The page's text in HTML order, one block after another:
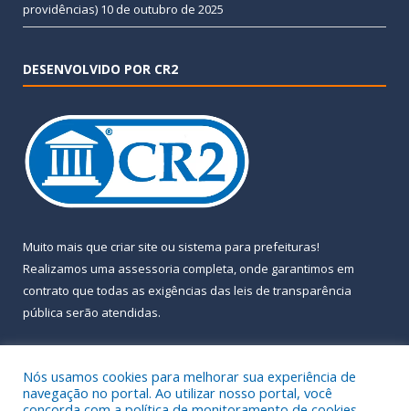
providências) 10 de outubro de 2025
DESENVOLVIDO POR CR2
Muito mais que criar site ou sistema para prefeituras!
Realizamos uma assessoria completa, onde garantimos em
contrato que todas as exigências das leis de transparência
pública serão atendidas.
Nós usamos cookies para melhorar sua experiência de
navegação no portal. Ao utilizar nosso portal, você